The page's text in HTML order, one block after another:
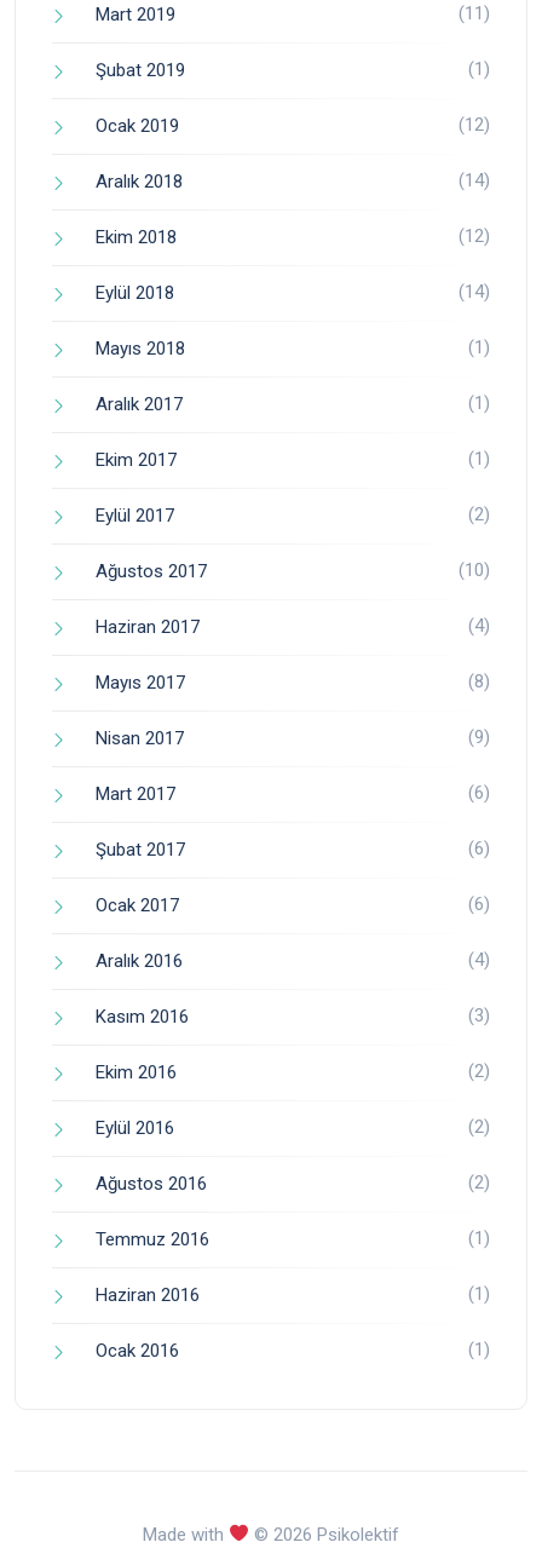
Mart 2019 (11)
Şubat 2019 (1)
Ocak 2019 (12)
Aralık 2018 (14)
Ekim 2018 (12)
Eylül 2018 (14)
Mayıs 2018 (1)
Aralık 2017 (1)
Ekim 2017 (1)
Eylül 2017 (2)
Ağustos 2017 (10)
Haziran 2017 (4)
Mayıs 2017 (8)
Nisan 2017 (9)
Mart 2017 (6)
Şubat 2017 (6)
Ocak 2017 (6)
Aralık 2016 (4)
Kasım 2016 (3)
Ekim 2016 (2)
Eylül 2016 (2)
Ağustos 2016 (2)
Temmuz 2016 (1)
Haziran 2016 (1)
Ocak 2016 (1)
Made with © 2026 Psikolektif